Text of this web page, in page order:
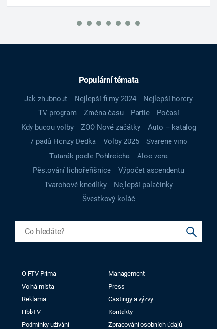
Populární témata
Jak zhubnout Nejlepší filmy 2024
Nejlepší horory
TV program
Změna času Partie
Počasí
Kdy budou volby
ZOO Nové začátky
Auto – katalog
7 pádů Honzy Dědka
Volby 2025
Svařené víno
Tatarák podle Pohlreicha
Aloe vera
Pěstování lichořeřišnice
Výpočet ascendentu
Tvarohové knedlíky
Nejlepší palačinky
Švestkový koláč
O FTV Prima
Management
Volná místa
Press
Reklama
Castingy a výzvy
HbbTV
Kontakty
Podmínky užívání
Zpracování osobních údajů